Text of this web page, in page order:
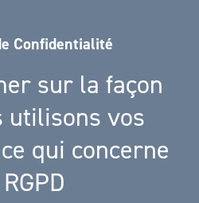
Confidentialité
sur la façon
utilisons vos
qui concerne